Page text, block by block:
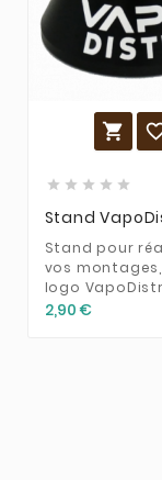

    
Stand
Stand pour
vos
logo
2,90 €